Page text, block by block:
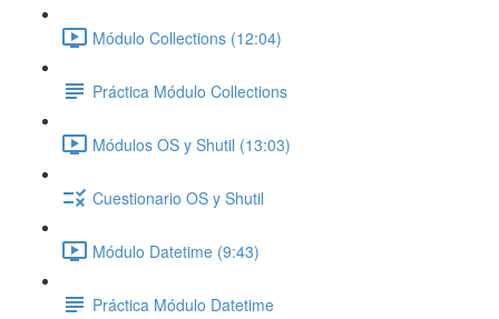
Módulo Collections (12:04)
Práctica Módulo Collections
Módulos OS y Shutil (13:03)
Cuestionario OS y Shutil
Módulo Datetime (9:43)
Práctica Módulo Datetime